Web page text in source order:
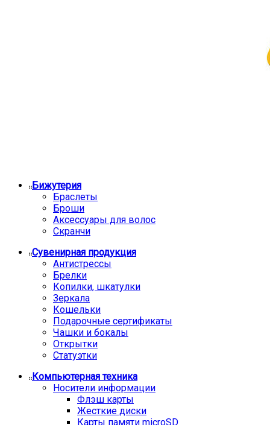
Бижутерия
Браслеты
Броши
Аксессуары для волос
Скранчи
Сувенирная продукция
Антистрессы
Брелки
Копилки, шкатулки
Зеркала
Кошельки
Подарочные сертификаты
Чашки и бокалы
Открытки
Статуэтки
Компьютерная техника
Носители информации
Флэш карты
Жесткие диски
Карты памяти microSD